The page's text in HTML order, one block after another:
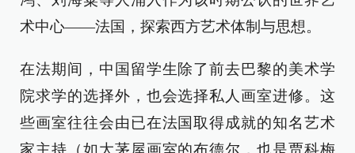
术中心——法国，探索西方艺术体制与思想。
在法期间，中国留学生除了前去巴黎的美术学
院求学的选择外，也会选择私人画室进修。这
些画室往往会由已在法国取得成就的知名艺术
家主持（如大茅屋画室的布德尔，也是贾科梅